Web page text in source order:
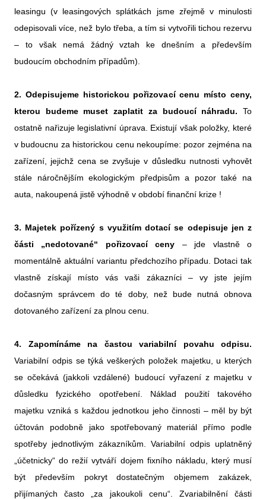
leasingu (v leasingových splátkách jsme zřejmě v minulosti
odepisovali více, než bylo třeba, a tím si vytvořili tichou rezervu
– to však nemá žádný vztah ke dnešním a především
budoucím obchodním případům).
2. Odepisujeme historickou pořizovací cenu místo ceny,
kterou budeme muset zaplatit za budoucí náhradu. To
ostatně nařizuje legislativní úprava. Existují však položky, které
v budoucnu za historickou cenu nekoupíme: pozor zejména na
zařízení, jejichž cena se zvyšuje v důsledku nutnosti vyhovět
stále náročnějším ekologickým předpisům a pozor také na
auta, nakoupená jistě výhodně v období finanční krize !
3. Majetek pořízený s využitím dotací se odepisuje jen z
části „nedotované“ pořizovací ceny – jde vlastně o
momentálně aktuální variantu předchozího případu. Dotaci tak
vlastně získají místo vás vaši zákazníci – vy jste jejím
dočasným správcem do té doby, než bude nutná obnova
dotovaného zařízení za plnou cenu.
4. Zapomínáme na častou variabilní povahu odpisu.
Variabilní odpis se týká veškerých položek majetku, u kterých
se očekává (jakkoli vzdálené) budoucí vyřazení z majetku v
důsledku fyzického opotřebení. Náklad použití takového
majetku vzniká s každou jednotkou jeho činnosti – měl by být
účtován podobně jako spotřebovaný materiál přímo podle
spotřeby jednotlivým zákazníkům. Variabilní odpis uplatněný
„účetnicky“ do režií vytváří dojem fixního nákladu, který musí
být především pokryt dostatečným objemem zakázek,
přijímaných často „za jakoukoli cenu“. Zvariabilnění části